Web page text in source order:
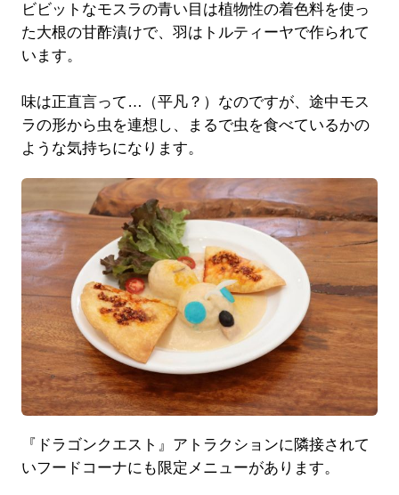
ビビットなモスラの青い目は植物性の着色料を使っ
た大根の甘酢漬けで、羽はトルティーヤで作られて
います。
味は正直言って…（平凡？）なのですが、途中モス
ラの形から虫を連想し、まるで虫を食べているかの
ような気持ちになります。
『ドラゴンクエスト』アトラクションに隣接されて
いフードコーナにも限定メニューがあります。